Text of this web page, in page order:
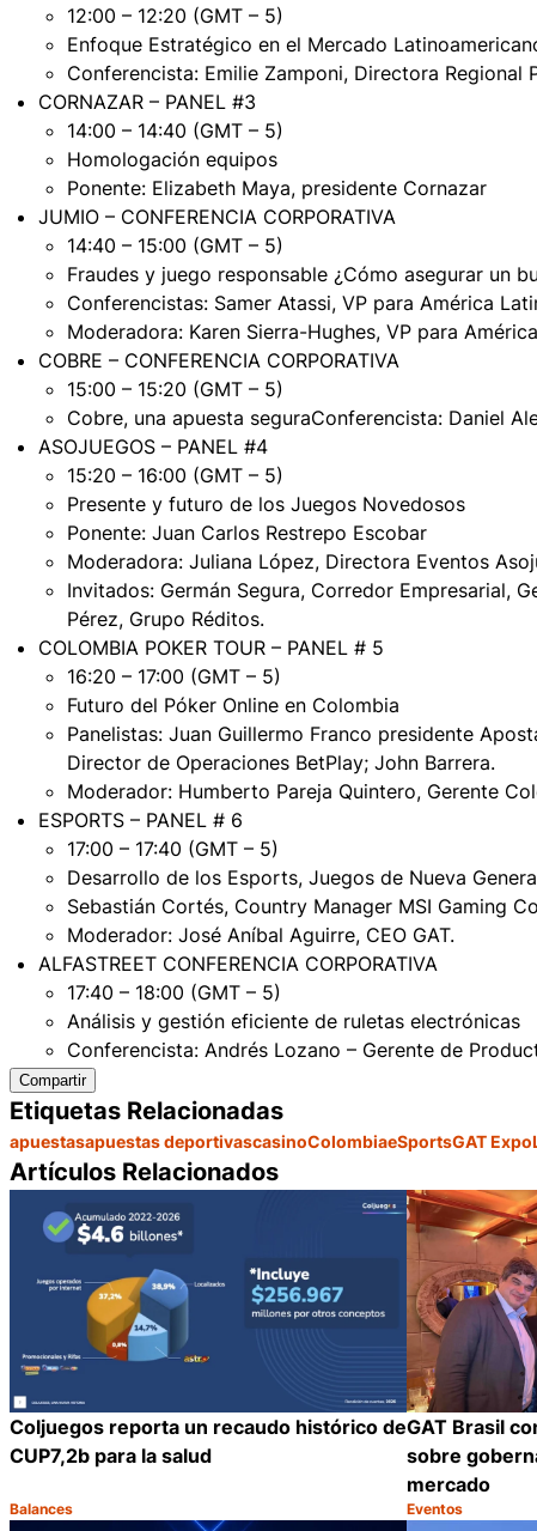
12:00 – 12:20 (GMT – 5)
Enfoque Estratégico en el Mercado
Conferencista: Emilie Zamponi, Directora Regional
CORNAZAR – PANEL #3
14:00 – 14:40 (GMT – 5)
Homologación equipos
Ponente: Elizabeth Maya, presidente Cornazar
JUMIO – CONFERENCIA CORPORATIVA
14:40 – 15:00 (GMT – 5)
Fraudes y juego responsable ¿Cómo asegurar un
Conferencistas: Samer Atassi, VP para América
Moderadora: Karen Sierra-Hughes, VP para
COBRE – CONFERENCIA CORPORATIVA
15:00 – 15:20 (GMT – 5)
Cobre, una apuesta seguraConferencista: Daniel
ASOJUEGOS – PANEL #4
15:20 – 16:00 (GMT – 5)
Presente y futuro de los Juegos Novedosos
Ponente: Juan Carlos Restrepo Escobar
Moderadora: Juliana López, Directora Eventos
Invitados: Germán Segura, Corredor Empresarial,
Pérez, Grupo Réditos.
COLOMBIA POKER TOUR – PANEL # 5
16:20 – 17:00 (GMT – 5)
Futuro del Póker Online en Colombia
Panelistas: Juan Guillermo Franco presidente
Director de Operaciones BetPlay; John Barrera.
Moderador: Humberto Pareja Quintero, Gerente
ESPORTS – PANEL # 6
17:00 – 17:40 (GMT – 5)
Desarrollo de los Esports, Juegos de Nueva
Sebastián Cortés, Country Manager MSI Gaming
Moderador: José Aníbal Aguirre, CEO GAT.
ALFASTREET CONFERENCIA CORPORATIVA
17:40 – 18:00 (GMT – 5)
Análisis y gestión eficiente de ruletas electrónicas
Conferencista: Andrés Lozano – Gerente de
Compartir
Etiquetas Relacionadas
apuestasapuestas deportivascasinoColombiaeSportsGAT Expo
Artículos Relacionados
Coljuegos reporta un recaudo histórico de
CUP7,2b para la salud
Categoría:
Balances
Compartir
GAT Brasil
sobre
mercado
Categoría:
Eventos